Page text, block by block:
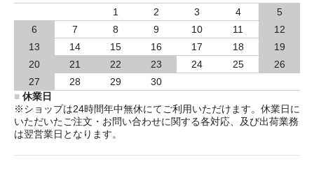
1
2 3 4
5
6
7 8 9 10 11
12
13
14 15 16 17 18
19
20
21 22 23 24 25
26
27
28 29
30
■ 休業日
※ショップは24時間年中無休にてご利用いただけます。休業日に
いただいたご注文・お問い合わせに関する各対応、及び出荷業務
は翌営業日となります。